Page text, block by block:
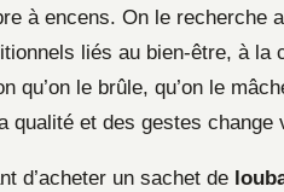
à encens. On le
liés au bien-être, à la
qu’on le brûle, qu’on le
qualité et des gestes change
d’acheter un sachet de